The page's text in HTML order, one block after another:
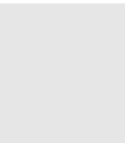
2026-08-08 10:47:53